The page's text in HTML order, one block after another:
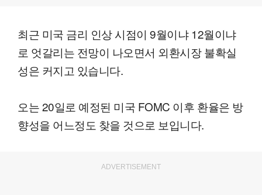
최근 미국 금리 인상 시점이 9월이냐 12월이냐
로 엇갈리는 전망이 나오면서 외환시장 불확실
성은 커지고 있습니다.
오는 20일로 예정된 미국 FOMC 이후 환율은 방
향성을 어느정도 찾을 것으로 보입니다.
ADVERTISEMENT